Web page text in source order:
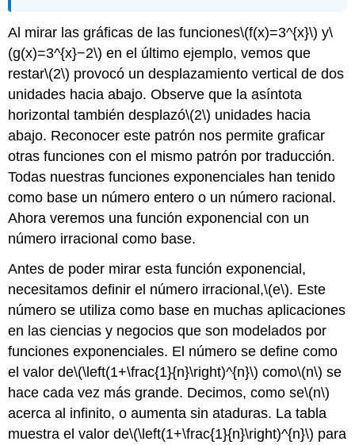
Al mirar las gráficas de las funciones\(f(x)=3^{x}\) y\
(g(x)=3^{x}−2\) en el último ejemplo, vemos que
restar\(2\) provocó un desplazamiento vertical de dos
unidades hacia abajo. Observe que la asíntota
horizontal también desplazó\(2\) unidades hacia
abajo. Reconocer este patrón nos permite graficar
otras funciones con el mismo patrón por traducción.
Todas nuestras funciones exponenciales han tenido
como base un número entero o un número racional.
Ahora veremos una función exponencial con un
número irracional como base.
Antes de poder mirar esta función exponencial,
necesitamos definir el número irracional,\(e\). Este
número se utiliza como base en muchas aplicaciones
en las ciencias y negocios que son modelados por
funciones exponenciales. El número se define como
el valor de\(\left(1+\frac{1}{n}\right)^{n}\) como\(n\) se
hace cada vez más grande. Decimos, como se\(n\)
acerca al infinito, o aumenta sin ataduras. La tabla
muestra el valor de\(\left(1+\frac{1}{n}\right)^{n}\) para